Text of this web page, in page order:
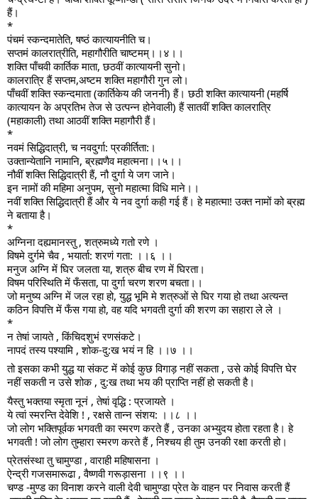
हैं।
*
पंचमं स्कन्दमातेति, षष्ठं कात्यायनीति च।
सप्तमं कालरात्रीति, महागौरीति चाष्टमम्।।४।।
शक्ति पाँचवी कार्तिक माता, छठवीं कात्यायनी सुनो।
कालरात्रि हैं सप्तम,अष्टम शक्ति महागौरी गुन लो।
पाँचवीं शक्ति स्कन्दमाता (कार्तिकेय की जननी) हैं। छठी शक्ति कात्यायनी (महर्षि
कात्यायन के अप्रतिभ तेज से उत्पन्न होनेवाली) हैं सातवीं शक्ति कालरात्रि
(महाकाली) तथा आठवीं शक्ति महागौरी हैं।
*
नवमं सिद्धिदात्री, च नवदुर्गा: प्रकीर्तिता:।
उक्तान्येतानि नामानि, ब्रह्मणैव महात्मना।।५।।
नौवीं शक्ति सिद्धिदात्री हैं, नौ दुर्गा ये जग जाने।
इन नामों की महिमा अनुपम, सुनो महात्मा विधि माने।।
नवीं शक्ति सिद्धिदात्री हैं और ये नव दुर्गा कही गई हैं। हे महात्मा! उक्त नामों को ब्रह्म
ने बताया है।
*
अग्निना दह्यमानस्तु , शत्रुमध्ये गतो रणे ।
विषमे दुर्गमे चैव , भयार्ता: शरणं गता: ।।६ ।।
मनुज अग्नि में घिर जलता या, शत्रु बीच रण में घिरता।
विषम परिस्थिति में फँसता, पा दुर्गा चरण शरण बचता।।
जो मनुष्य अग्नि में जल रहा हो, युद्ध भूमि मे शत्रुओं से घिर गया हो तथा अत्यन्त
कठिन विपत्ति में फँस गया हो, वह यदि भगवती दुर्गा की शरण का सहारा ले ले ।
*
न तेषां जायते , किंचिदशुभं रणसंकटे।
नापदं तस्य पश्यामि , शोक-दु:ख भयं न हि ।।७ ।।
तो इसका कभी युद्ध या संकट में कोई कुछ विगाड़ नहीं सकता , उसे कोई विपत्ति घेर
नहीं सकती न उसे शोक , दु:ख तथा भय की प्राप्ति नहीं हो सकती है।
यैस्तु भक्तया स्मृता नूनं , तेषां वृद्धि : प्रजायते ।
ये त्वां स्मरन्ति देवेशि ! , रक्षसे तान्न संशय: ।।८ ।।
जो लोग भक्तिपूर्वक भगवती का स्मरण करते हैं , उनका अभ्युदय होता रहता है। हे
भगवती ! जो लोग तुम्हारा स्मरण करते हैं , निश्चय ही तुम उनकी रक्षा करती हो।
प्रेतसंस्था तु चामुण्डा , वाराही महिषासना ।
ऐन्द्री गजसमारूढा , वैष्णवी गरूड़ासना ।।९ ।।
चण्ड -मुण्ड का विनाश करने वाली देवी चामुण्डा प्रेत के वाहन पर निवास करती हैं